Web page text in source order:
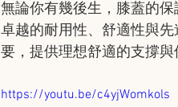
無論你有幾後生，膝蓋的
卓越的耐用性、舒適性與
要，提供理想舒適的支撐與
https://youtu.be/c4yjWomkols